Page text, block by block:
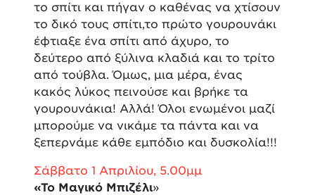
το σπίτι και πήγαν ο καθένας να χτίσουν
το δικό τους σπίτι,το πρώτο γουρουνάκι
έφτιαξε ένα σπίτι από άχυρο, το
δεύτερο από ξύλινα κλαδιά και το τρίτο
από τούβλα. Όμως, μια μέρα, ένας
κακός λύκος πεινούσε και βρήκε τα
γουρουνάκια! Αλλά! Όλοι ενωμένοι μαζί
μπορούμε να νικάμε τα πάντα και να
ξεπερνάμε κάθε εμπόδιο και δυσκολία!!!
Σάββατο 1 Απριλίου, 5.00μμ
«Το Μαγικό Μπιζέλι»